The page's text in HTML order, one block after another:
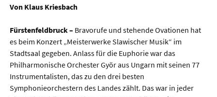
Von Klaus Kriesbach
Fürstenfeldbruck – Bravorufe und stehende Ovationen hat
es beim Konzert „Meisterwerke Slawischer Musik“ im
Stadtsaal gegeben. Anlass für die Euphorie war das
Philharmonische Orchester Györ aus Ungarn mit seinen 77
Instrumentalisten, das zu den drei besten
Symphonieorchestern des Landes zählt. Das war in jeder